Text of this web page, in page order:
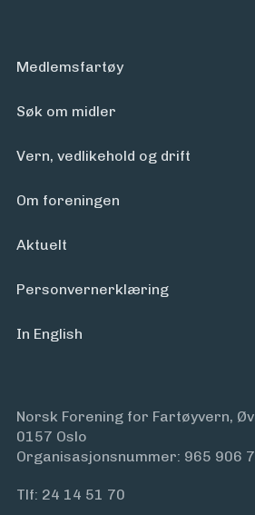
Medlemsfartøy
Søk om midler
Vern, vedlikehold og drift
Om foreningen
Aktuelt
Personvern­erklæring
In English
Norsk Forening for Fartøyvern,
0157 Oslo
Organisasjonsnummer: 965 906
Tlf: 24 14 51 70